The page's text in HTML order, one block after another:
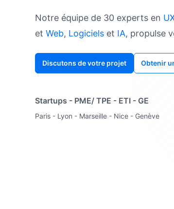
Notre équipe de 30 experts en
et Web, Logiciels et IA, propulse
Discutons de votre projet Obtenir
Startups - PME/ TPE - ETI - GE
Paris - Lyon - Marseille - Nice - Genève